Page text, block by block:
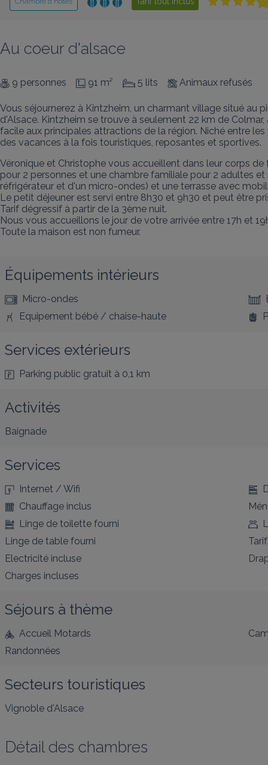
Au coeur d'alsace
9 personnes 91 m² 5 lits Animaux refusés
Vous séjournerez à Kintzheim, un charmant village situé au
d'Alsace. Kintzheim se trouve à seulement 22 km de
facile aux principales attractions de la région. Niché entre
des vacances à la fois touristiques, reposantes et sportives.
Véronique et Christophe vous accueillent dans leur corps
pour 2 personnes et une chambre familiale pour 2 adultes
réfrigérateur et d'un micro-ondes) et une terrasse avec
Le petit déjeuner est servi entre 8h30 et 9h30 et peut être
Tarif dégressif à partir de la 3ème nuit.
Nous vous accueillons le jour de votre arrivée entre 17h et
Toute la maison est non fumeur.
Équipements intérieurs
Micro-ondes
Equipement bébé / chaise-haute
Services extérieurs
Parking public gratuit à 0,1 km
Activités
Baignade
Services
Internet / Wifi
Chauffage inclus
Linge de toilette fourni
Linge de table fourni
Electricité incluse
Charges incluses
Séjours à thème
Accueil Motards
Randonnées
Secteurs touristiques
Vignoble d'Alsace
Détail des chambres